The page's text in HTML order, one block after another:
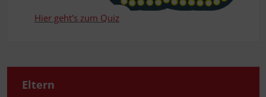
Hier geht's zum Quiz
Eltern